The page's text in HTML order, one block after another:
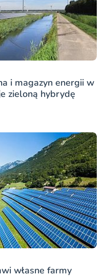
i magazyn energii w
zieloną hybrydę
własne farmy